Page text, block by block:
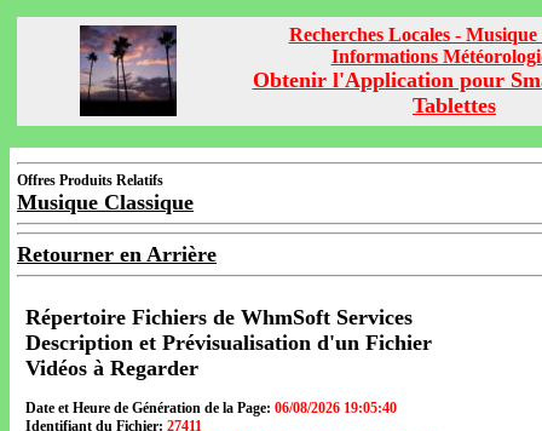
Recherches Locales - Musique
Informations
Obtenir l'Application pour
Tablettes
Offres Produits Relatifs
Musique Classique
Retourner en Arrière
Répertoire Fichiers de WhmSoft Services
Description et Prévisualisation d'un Fichier
Vidéos à Regarder
Date et Heure de Génération de la Page: 06/08/2026 19:05:40
Identifiant du Fichier: 27411